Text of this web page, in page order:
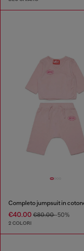
€40.00 €80.00-50%
2 COLORI